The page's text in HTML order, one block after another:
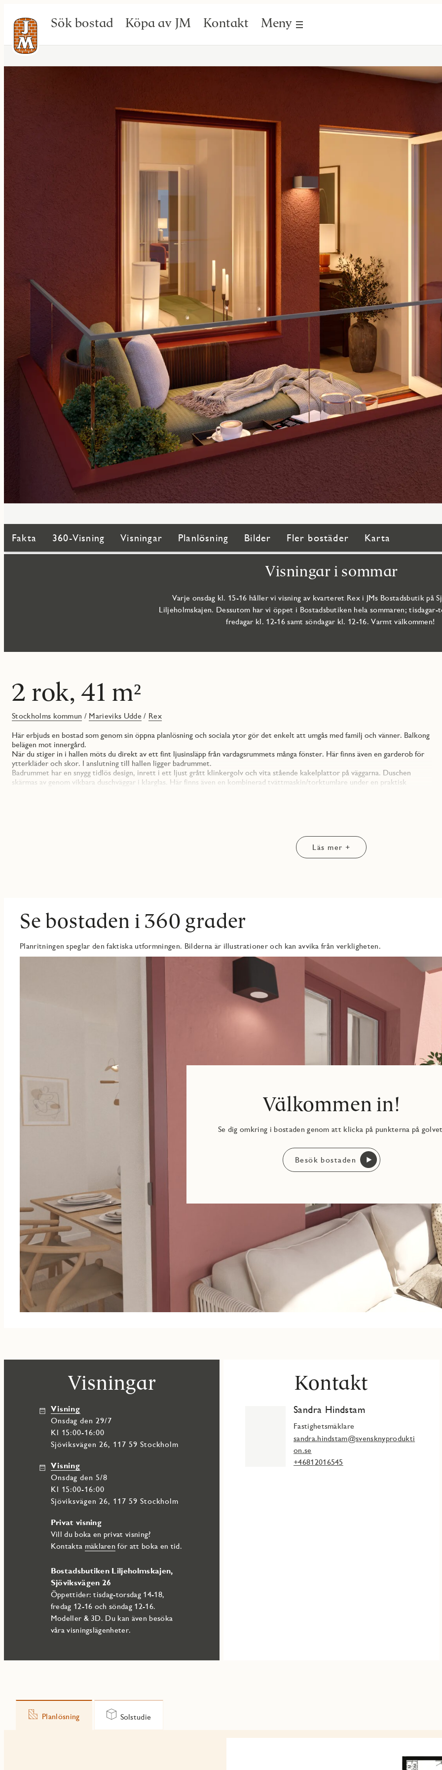
Sök bostad Köpa av JM Kontakt Meny
Fakta 360-Visning Visningar Planlösning Bilder Fler bostäder Karta
Visningar i sommar
Varje onsdag kl. 15-16 håller vi visning av kvarteret Rex i JMs Bostadsbutik på
Liljeholmskajen. Dessutom har vi öppet i Bostadsbutiken hela sommaren; tisdagar-
fredagar kl. 12-16 samt söndagar kl. 12-16. Varmt välkommen!
2 rok, 41 m²
Stockholms kommun / Marieviks Udde / Rex
Här erbjuds en bostad som genom sin öppna planlösning och sociala ytor gör det enkelt att umgås med familj och vänner. Balkong
belägen mot innergård.
När du stiger in i hallen möts du direkt av ett fint ljusinsläpp från vardagsrummets många fönster. Här finns även en garderob för
ytterkläder och skor. I anslutning till hallen ligger badrummet.
Badrummet har en snygg tidlös design, inrett i ett ljust grått klinkergolv och vita stående kakelplattor på väggarna. Duschen
skärmas av genom vikbara duschväggar i klarglas. Här finns även en kombinerad tvättmaskin/torktumlare under en praktisk
arbetsljus. Väggskåpen är handtagslösa vilket skapar en stilren känsla. Lådor och högskåp har rostfria handtag. Köket är fullt
utrustat med moderna vitvaror från Electrolux. Här finns kyl/frys, induktionshäll, inbyggnadsugn, mikro och integrerad diskmaskin,
Med modern och stilren färgsättning, fina och genomtänkta materialval presenteras JM Original. Här är väggarna målade i vitt och
golvet är en trestavsparkett i ljuspigmenterad mattlackerad ek. Samtliga innerdörrar är släta och massiva. Möjligheten att göra
egna tillval, till en kostnad, ger dig chansen att sätta din personliga prägel på hemmet och skapa det perfekta boendet för dig. Här
kan du verkligen få drömmarnas lägenhet med både stil och funktion i fokus.
Som boende i kvarteret Rex har du också tillgång till två gemensamma takgårdar. Här kan du njuta av olika sittplatser, utemöbler
Med närhet till service, kommunikationer och cykelstråk är det lätt att ta sig runt och upptäcka allt som omgivningen har att
Läs mer +
Se bostaden i 360 grader
Planritningen speglar den faktiska utformningen. Bilderna är illustrationer och kan avvika från verkligheten.
Välkommen in!
Se dig omkring i bostaden genom att klicka på punkterna på
Besök bostaden
Visningar
Visning
onsdag den 29/7
Kl 15:00-16:00
Sjöviksvägen 26, 117 59 Stockholm
Visning
onsdag den 5/8
Kl 15:00-16:00
Sjöviksvägen 26, 117 59 Stockholm
Privat visning
Vill du boka en privat visning?
Kontakta mäklaren för att boka en tid.
Bostadsbutiken Liljeholmskajen,
Sjöviksvägen 26
Öppettider: tisdag-torsdag 14-18,
fredag 12-16 och söndag 12-16.
Modeller & 3D. Du kan även besöka
våra visningslägenheter.
Kontakt
Sandra Hindstam
Fastighetsmäklare
sandra.hindstam@svensknyprodukti
on.se
+46812016545
Planlösning Solstudie